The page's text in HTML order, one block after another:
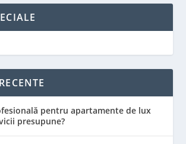
pentru apartamente de lux
presupune?